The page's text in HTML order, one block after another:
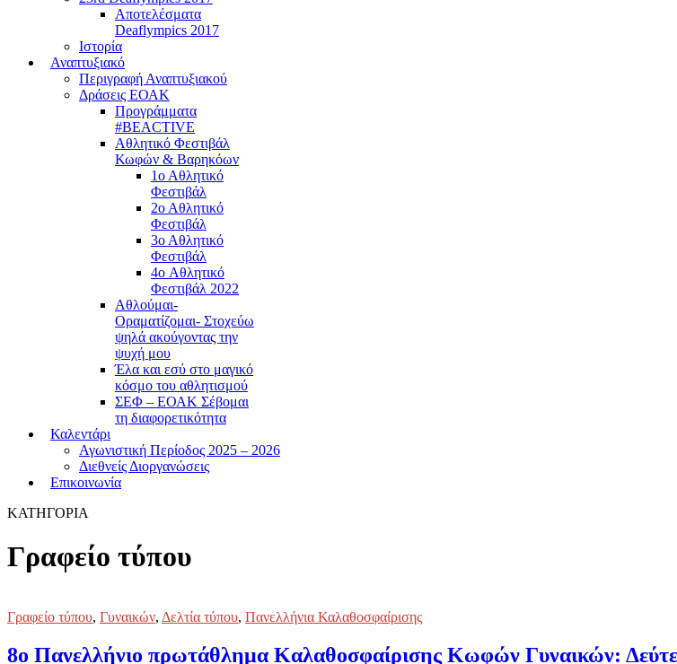
Αποτελέσματα
Deaflympics 2017
Ιστορία
Αναπτυξιακό
Περιγραφή Αναπτυξιακού
Δράσεις ΕΟΑΚ
Προγράμματα
#BEACTIVE
Αθλητικό Φεστιβάλ
Κωφών & Βαρηκόων
1ο Αθλητικό
Φεστιβάλ
2ο Αθλητικό
Φεστιβάλ
3ο Αθλητικό
Φεστιβάλ
4o Αθλητικό
Φεστιβάλ 2022
Αθλούμαι-
Οραματίζομαι- Στοχεύω
ψηλά ακούγοντας την
ψυχή μου
Έλα και εσύ στο μαγικό
κόσμο του αθλητισμού
ΣΕΦ – ΕΟΑΚ Σέβομαι
τη διαφορετικότητα
Καλεντάρι
Αγωνιστική Περίοδος 2025 – 2026
Διεθνείς Διοργανώσεις
Επικοινωνία
ΚΑΤΗΓΟΡΙΑ
Γραφείο τύπου
Γραφείο τύπου, Γυναικών, Δελτία τύπου, Πανελλήνια Καλαθοσφαίρισης
8ο Πανελλήνιο πρωτάθλημα Καλαθοσφαίρισης Κωφών Γυναικών: